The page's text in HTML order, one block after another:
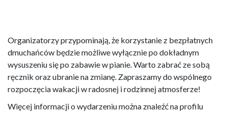
Organizatorzy przypominają, że korzystanie z bezpłatnych
dmuchańców będzie możliwe wyłącznie po dokładnym
wysuszeniu się po zabawie w pianie. Warto zabrać ze sobą
ręcznik oraz ubranie na zmianę. Zapraszamy do wspólnego
rozpoczęcia wakacji w radosnej i rodzinnej atmosferze!
Więcej informacji o wydarzeniu można znaleźć na profilu